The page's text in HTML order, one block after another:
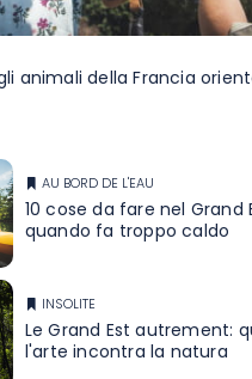
animali della Francia
AU BORD DE L'EAU
10 cose da fare nel Grand
quando fa troppo caldo
INSOLITE
Le Grand Est autrement:
l'arte incontra la natura